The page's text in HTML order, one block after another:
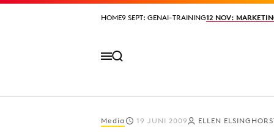
HOME9 SEPT: GENAI-TRAINING12 NOV:
HOME9 SEPT: GENAI-TRAINING12 NOV:
Media 19 JUNI 2009 ELLEN